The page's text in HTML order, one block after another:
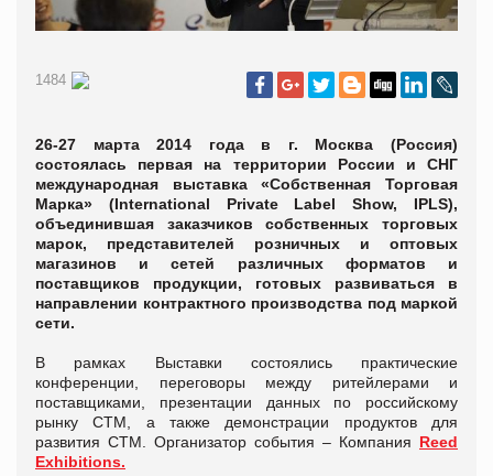
1484
26-27 марта 2014 года в г. Москва (Россия)
состоялась первая на территории России и СНГ
международная выставка «Собственная Торговая
Марка» (International Private Label Show, IPLS),
объединившая заказчиков собственных торговых
марок, представителей розничных и оптовых
магазинов и сетей различных форматов и
поставщиков продукции, готовых развиваться в
направлении контрактного производства под маркой
сети.
В рамках Выставки состоялись практические
конференции, переговоры между ритейлерами и
поставщиками, презентации данных по российскому
рынку СТМ, а также демонстрации продуктов для
развития СТМ. Организатор события – Компания Reed
Exhibitions.